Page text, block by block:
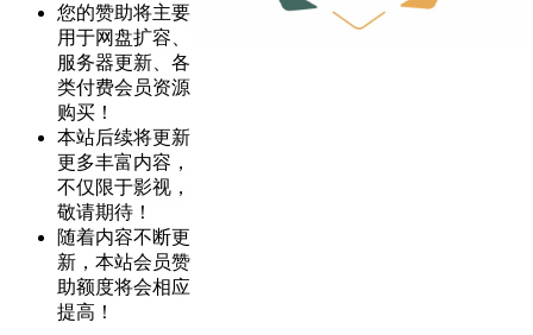
您的赞助将主要
用于网盘扩容、
服务器更新、各
类付费会员资源
购买！
本站后续将更新
更多丰富内容，
不仅限于影视，
敬请期待！
随着内容不断更
新，本站会员赞
助额度将会相应
提高！